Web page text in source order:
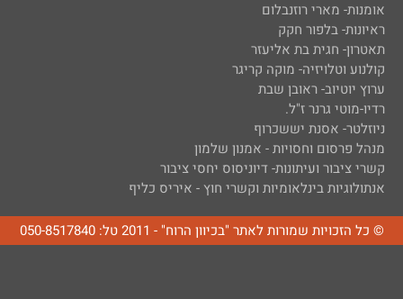
אומנות- מארי רוזנבלום
ראיונות- בלפור חקק
תאטרון- חגית בת אליעזר
קולנוע וטלויזיה- מוקה קריגר
ערוץ יוטיוב- ראובן שבת
רדיו-מוטי גרנר ז"ל.
ניוזלטר- אסנת יששכרוף
מנהל פרסום וחסויות - אמנון שלמון
קשרי ציבור ועיתונות- דיוניסוס יחסי ציבור
אנתולוגיות בינלאומיות וקשרי חוץ - איריס כליף
© כל הזכויות שמורות לאתר "בכיוון הרוח" - 2011 טל: 050-8517840